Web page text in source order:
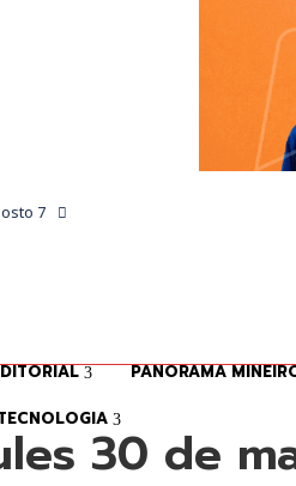
7
PANORAMA
30 de